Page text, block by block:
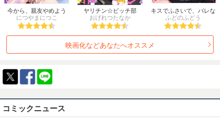
2000年
1999年 1998年
1997年
1996年
1995年 1994年
1993年
1992年
1991年 1990年
1989年
1987年 1986年
1980年
1976年
1968年
今から、親友やめよう
か。～腐れ縁同僚は甘い
快楽で私を壊す～
につやまにつこ
ヤリチン☆ビッチ部
おげれつたなか
キスでふさいで、バレな
いで。
ふどのふどう
映画化などあなたへオススメ
コミックニュース